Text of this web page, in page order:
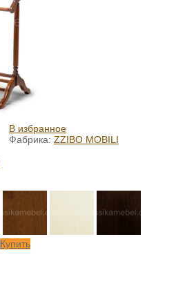
В избранное
Фабрика: ZZIBO MOBILI
Купить